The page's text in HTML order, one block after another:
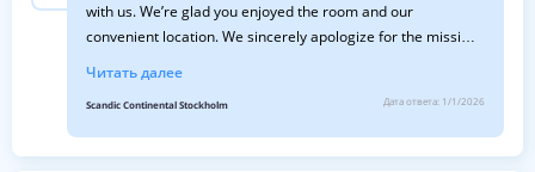
with us. We’re glad you enjoyed the room and our
convenient location. We sincerely apologize for the missing
your comment with our housekeeping team to prevent this
from happening again. We hope to welcome you back in the
future. Best Regards, Lorna Scandic Continental
Читать далее
Scandic Continental Stockholm Дата ответа: 1/1/2026